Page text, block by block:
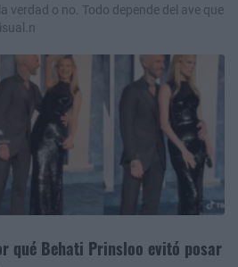
verdad o no. Todo depende del ave que
qué Behati Prinsloo evitó posar